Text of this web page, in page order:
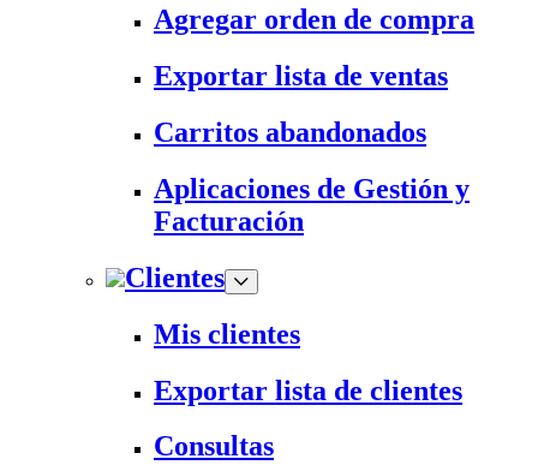
Agregar orden de compra
Exportar lista de ventas
Carritos abandonados
Aplicaciones de Gestión y
Facturación
Clientes
Mis clientes
Exportar lista de clientes
Consultas